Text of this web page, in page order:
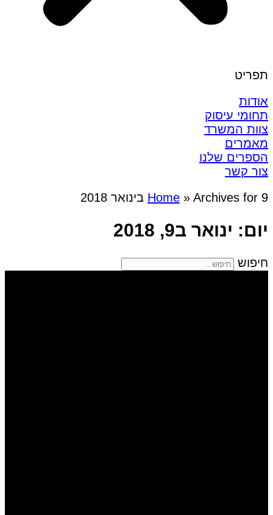
תפריט
אודות
תחומי עיסוק
צוות המשרד
מאמרים
הספרים שלנו
צור קשר
Home » Archives for 9 בינואר 2018
יום: ינואר ב9, 2018
חיפוש